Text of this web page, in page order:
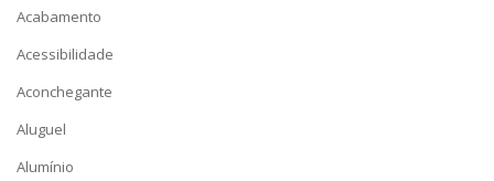
Acabamento
Acessibilidade
Aconchegante
Aluguel
Alumínio